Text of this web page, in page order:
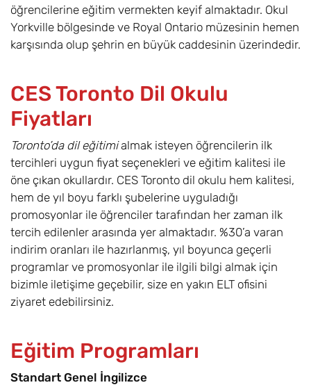
öğrencilerine eğitim vermekten keyif almaktadır. Okul
Yorkville bölgesinde ve Royal Ontario müzesinin hemen
karşısında olup şehrin en büyük caddesinin üzerindedir.
CES Toronto Dil Okulu
Fiyatları
Toronto’da dil eğitimialmak isteyen öğrencilerin ilk
tercihleri uygun fiyat seçenekleri ve eğitim kalitesi ile
öne çıkan okullardır. CES Toronto dil okulu hem kalitesi,
hem de yıl boyu farklı şubelerine uyguladığı
promosyonlar ile öğrenciler tarafından her zaman ilk
tercih edilenler arasında yer almaktadır. %30’a varan
indirim oranları ile hazırlanmış, yıl boyunca geçerli
programlar ve promosyonlar ile ilgili bilgi almak için
bizimle iletişime geçebilir, size en yakın ELT ofisini
ziyaret edebilirsiniz.
Eğitim Programları
Standart Genel İngilizce